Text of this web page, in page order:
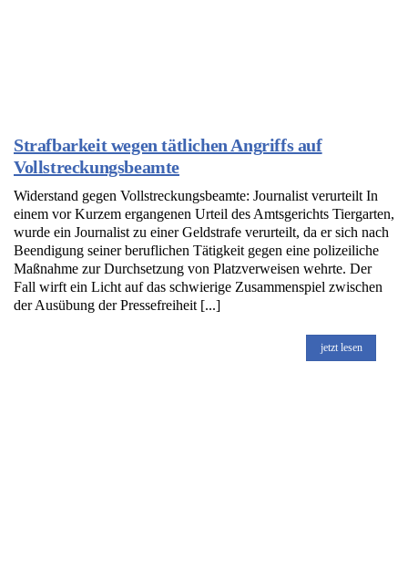
Strafbarkeit wegen tätlichen Angriffs auf
Vollstreckungsbeamte
Widerstand gegen Vollstreckungsbeamte: Journalist verurteilt In
einem vor Kurzem ergangenen Urteil des Amtsgerichts Tiergarten,
wurde ein Journalist zu einer Geldstrafe verurteilt, da er sich nach
Beendigung seiner beruflichen Tätigkeit gegen eine polizeiliche
Maßnahme zur Durchsetzung von Platzverweisen wehrte. Der
Fall wirft ein Licht auf das schwierige Zusammenspiel zwischen
der Ausübung der Pressefreiheit [...]
jetzt lesen